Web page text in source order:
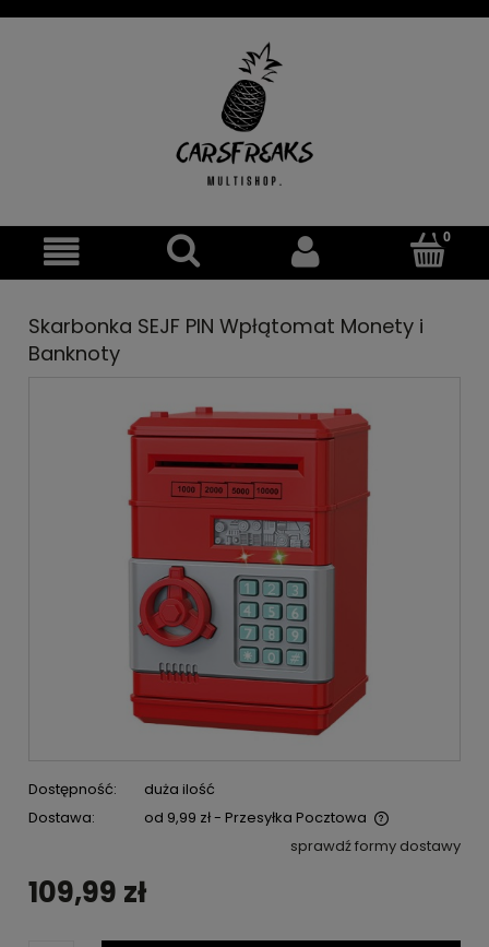
Skarbonka SEJF PIN Wpłątomat Monety i
Banknoty
Dostępność:
duża ilość
Dostawa:
od 9,99 zł- Przesyłka Pocztowa
Cena nie zawiera ewentualnych kosztów płatności
sprawdź formy dostawy
109,99 zł